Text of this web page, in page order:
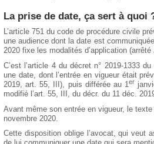
La prise de date, ça sert à quoi
L’article 751 du code de procédure civile
une audience dont la date est
2020 fixe les modalités d’application
C’est l’article 4 du décret n° 2019-1333
une date, dont l’entrée en vigueur était
2019, art. 55, III), puis différée au 1er
modifié l’art. 55, III, du décr. du 11 déc.
Avant même son entrée en vigueur, le
novembre 2020.
Cette disposition oblige l’avocat, qui veut